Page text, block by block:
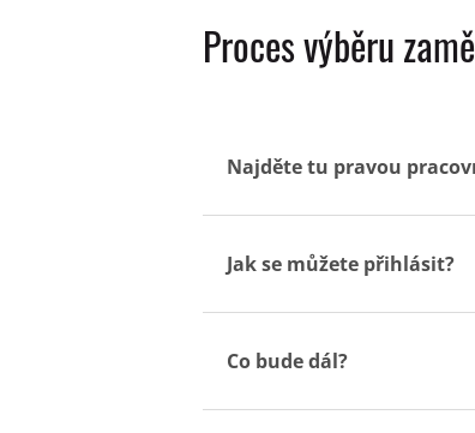
Proces výběru
Najděte tu pravou
Jak se můžete přihlásit?
Co bude dál?